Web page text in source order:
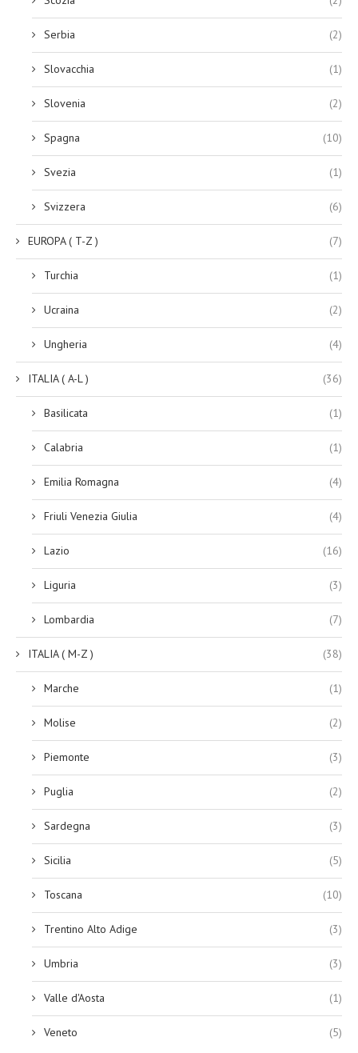
Serbia (2)
Slovacchia (1)
Slovenia (2)
Spagna (10)
Svezia (1)
Svizzera (6)
EUROPA ( T-Z ) (7)
Turchia (1)
Ucraina (2)
Ungheria (4)
ITALIA ( A-L ) (36)
Basilicata (1)
Calabria (1)
Emilia Romagna (4)
Friuli Venezia Giulia (4)
Lazio (16)
Liguria (3)
Lombardia (7)
ITALIA ( M-Z ) (38)
Marche (1)
Molise (2)
Piemonte (3)
Puglia (2)
Sardegna (3)
Sicilia (5)
Toscana (10)
Trentino Alto Adige (3)
Umbria (3)
Valle d'Aosta (1)
Veneto (5)